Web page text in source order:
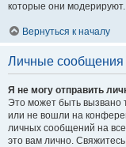
которые они модерируют.
Вернуться к началу
Личные сообщения
Я не могу отправить
Это может быть вызвано
или не вошли на
личных сообщений на
это вам лично.